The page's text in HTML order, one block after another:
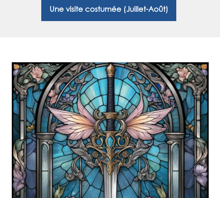
Une visite costumée (Juillet-Août)